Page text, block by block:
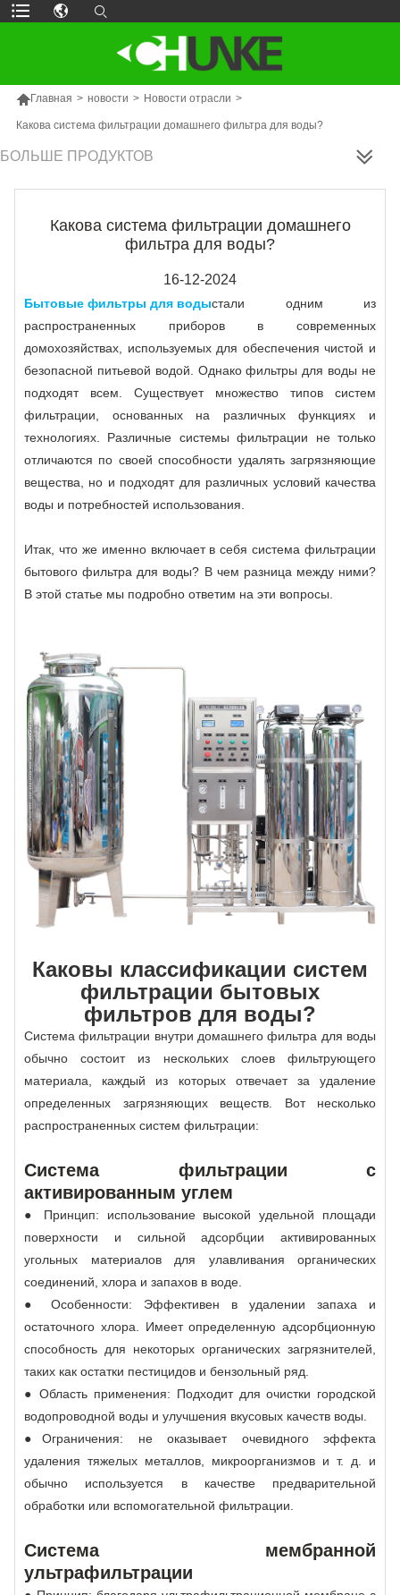
Главная > новости > Новости отрасли >
Какова система фильтрации домашнего фильтра для воды?
БОЛЬШЕ ПРОДУКТОВ
Какова система фильтрации домашнего
фильтра для воды?
16-12-2024
Бытовые фильтры для водыстали одним из
распространенных приборов в современных
домохозяйствах, используемых для обеспечения чистой и
безопасной питьевой водой. Однако фильтры для воды не
подходят всем. Существует множество типов систем
фильтрации, основанных на различных функциях и
технологиях. Различные системы фильтрации не только
отличаются по своей способности удалять загрязняющие
вещества, но и подходят для различных условий качества
воды и потребностей использования.
Итак, что же именно включает в себя система фильтрации
бытового фильтра для воды? В чем разница между ними?
В этой статье мы подробно ответим на эти вопросы.
Каковы классификации систем
фильтрации бытовых
фильтров для воды?
Система фильтрации внутри домашнего фильтра для воды
обычно состоит из нескольких слоев фильтрующего
материала, каждый из которых отвечает за удаление
определенных загрязняющих веществ. Вот несколько
распространенных систем фильтрации:
Система фильтрации с
активированным углем
● Принцип: использование высокой удельной площади
поверхности и сильной адсорбции активированных
угольных материалов для улавливания органических
соединений, хлора и запахов в воде.
● Особенности: Эффективен в удалении запаха и
остаточного хлора. Имеет определенную адсорбционную
способность для некоторых органических загрязнителей,
таких как остатки пестицидов и бензольный ряд.
● Область применения: Подходит для очистки городской
водопроводной воды и улучшения вкусовых качеств воды.
●Ограничения: не оказывает очевидного эффекта
удаления тяжелых металлов, микроорганизмов и т. д. и
обычно используется в качестве предварительной
обработки или вспомогательной фильтрации.
Система мембранной
ультрафильтрации